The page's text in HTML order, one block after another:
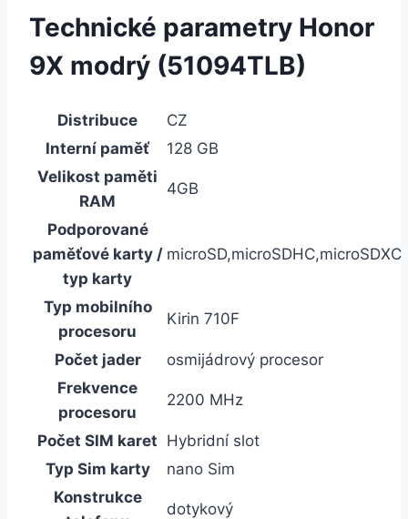
Technické parametry Honor
9X modrý (51094TLB)
Distribuce
CZ
Interní paměť
128 GB
Velikost paměti
RAM
4GB
Podporované
paměťové karty /
typ karty
microSD,microSDHC,microSDXC
Typ mobilního
procesoru
Kirin 710F
Počet jader
osmijádrový procesor
Frekvence
procesoru
2200 MHz
Počet SIM karet Hybridní slot
Typ Sim karty
nano Sim
Konstrukce
dotykový